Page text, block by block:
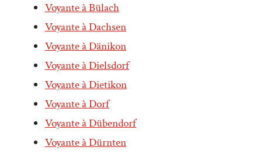
Voyante à Bülach
Voyante à Dachsen
Voyante à Dänikon
Voyante à Dielsdorf
Voyante à Dietikon
Voyante à Dorf
Voyante à Dübendorf
Voyante à Dürnten